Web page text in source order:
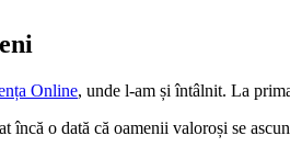
Online, unde l-am și întâlnit. La
încă o dată că oamenii valoroși se